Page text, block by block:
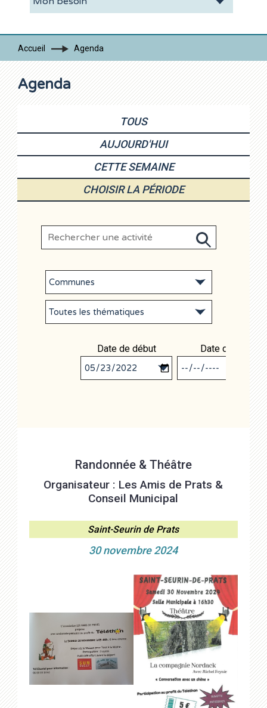
La CDC Vie pratique
Contacts
Accueil Agenda
Agenda
TOUS
AUJOURD'HUI
CETTE SEMAINE
CHOISIR LA PÉRIODE
Date de début Date de fin
Randonnée & Théâtre
Organisateur : Les Amis de Prats &
Conseil Municipal
Saint-Seurin de Prats
30 novembre 2024